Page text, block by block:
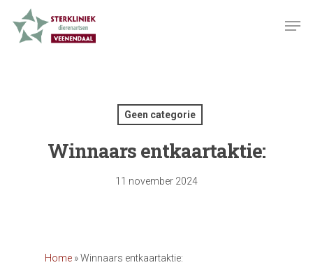
main
Geen categorie
Winnaars entkaartaktie:
11 november 2024
Home »Winnaars entkaartaktie: